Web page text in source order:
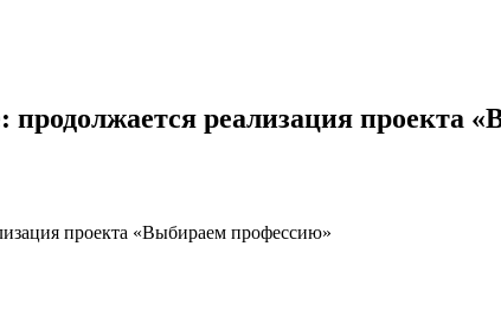
реализация проекта
проекта «Выбираем профессию»